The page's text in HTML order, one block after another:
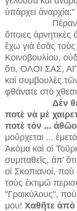
ὑπάρχει ἀναρχία;"
ὅποιες ἀρνητικὲς
ἔχω γιὰ ἐσᾶς
Κοινοβουλίου,
ὅτι, ΟΛΟΙ ΣΑΣ,
καὶ συμβουλὲς
φθάνατε στὸ
Δὲν
ποτὲ νὰ μὲ
ποτὲ τὸν ...
μοὔρχεται ...
Ἀκόμα καὶ οἱ
συμπαθεῖς, ἀπ’
οἱ Σκοπιανοί,
τοὺς ἐκτιμῶ
"Γραικύλους",
μου! Χαθῆτε ἀπὸ